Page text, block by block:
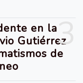
3
en la
Gutiérrez
de